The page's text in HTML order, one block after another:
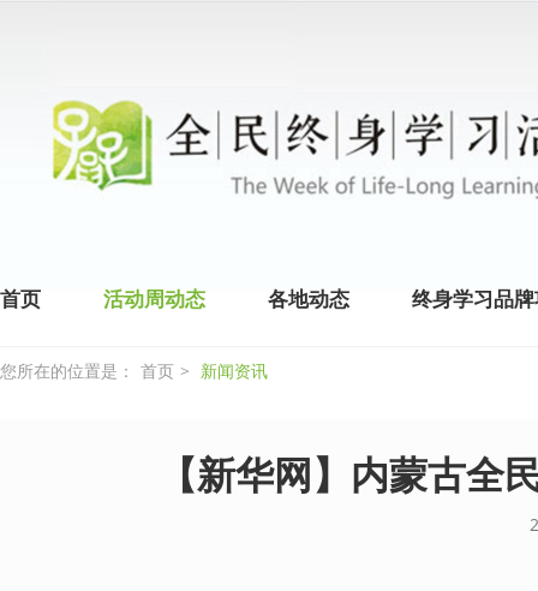
首页 活动周动态 各地动态 终身学习品
您所在的位置是： 首页 > 新闻资讯
【新华网】内蒙古